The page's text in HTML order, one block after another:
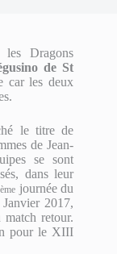
Dragons
de St
car les deux
le titre de
de Jean-
se sont
dans leur
èmejournée du
2017,
match retour.
pour le XIII